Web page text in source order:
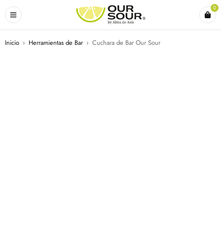
0
Inicio › Herramientas de Bar › Cuchara de Bar Our Sour